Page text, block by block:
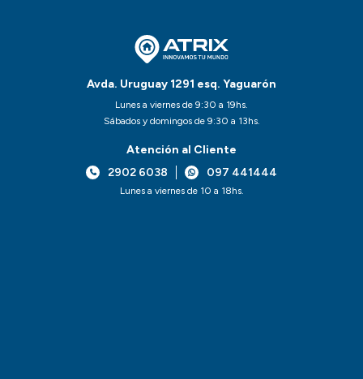
Avda. Uruguay 1291 esq. Yaguarón
Lunes a viernes de 9:30 a 19hs.
Sábados y domingos de 9:30 a 13hs.
Atención al Cliente
2902 6038
097 441444
Lunes a viernes de 10 a 18hs.